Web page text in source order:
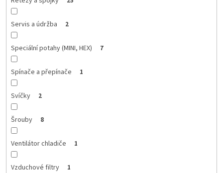
Servis a údržba 2
Speciální potahy (MINI, HEX) 7
Spínače a přepínače 1
Svíčky 2
Šrouby 8
Ventilátor chladiče 1
Vzduchové filtry 1